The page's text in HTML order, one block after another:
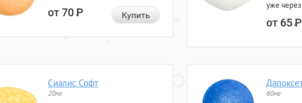
от 70Р Купить
уже
от 65Р
Сиалис Софт
20мг 60мг